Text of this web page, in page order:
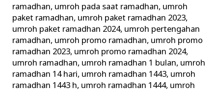
ramadhan, umroh pada saat ramadhan, umroh
paket ramadhan, umroh paket ramadhan 2023,
umroh paket ramadhan 2024, umroh pertengahan
ramadhan, umroh promo ramadhan, umroh promo
ramadhan 2023, umroh promo ramadhan 2024,
umroh ramadhan, umroh ramadhan 1 bulan, umroh
ramadhan 14 hari, umroh ramadhan 1443, umroh
ramadhan 1443 h, umroh ramadhan 1444, umroh